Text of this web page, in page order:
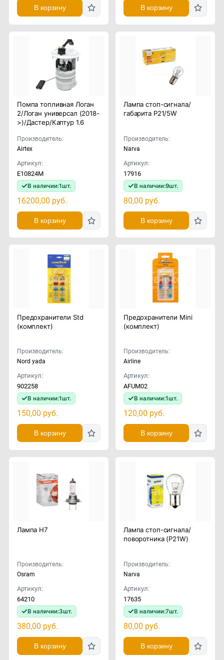
В корзину В корзину
Помпа топливная Логан
2/Логан универсал (2018-
>)/Дастер/Каптур 1.6
Производитель:
Airtex
Артикул:
E10824M
В наличии:1шт.
16200,00 руб.
В корзину
Лампа стоп-сигнала/
габарита P21/5W
Производитель:
Narva
Артикул:
17916
В наличии:9шт.
80,00 руб.
В корзину
Предохранители Std
(комплект)
Производитель:
Nord yada
Артикул:
902258
В наличии:1шт.
150,00 руб.
В корзину
Предохранители Mini
(комплект)
Производитель:
Airline
Артикул:
AFUM02
В наличии:1шт.
120,00 руб.
В корзину
Лампа H7
Производитель:
Osram
Артикул:
64210
В наличии:3шт.
380,00 руб.
В корзину
Лампа стоп-сигнала/
поворотника (P21W)
Производитель:
Narva
Артикул:
17635
В наличии:7шт.
80,00 руб.
В корзину